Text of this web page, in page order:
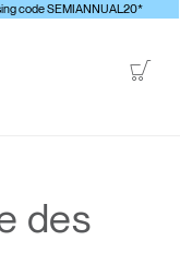
code SEMIANNUAL20*
des